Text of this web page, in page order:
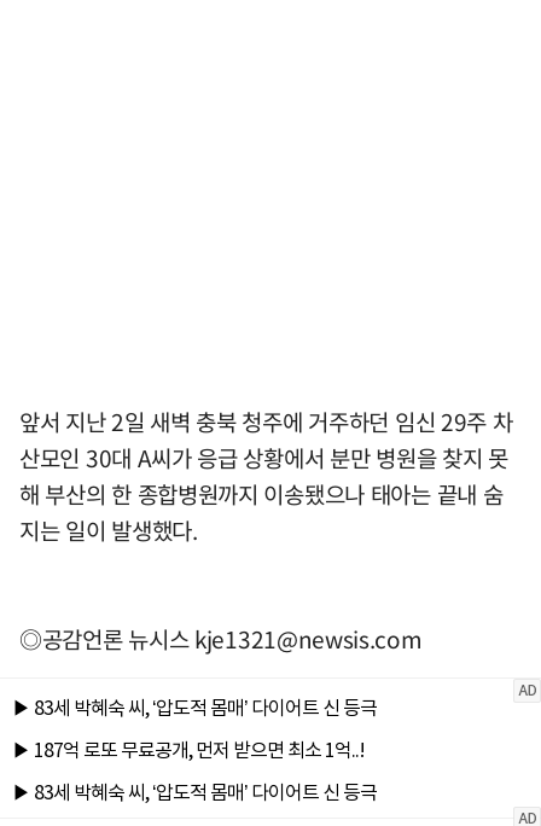
앞서 지난 2일 새벽 충북 청주에 거주하던 임신 29주 차
산모인 30대 A씨가 응급 상황에서 분만 병원을 찾지 못
해 부산의 한 종합병원까지 이송됐으나 태아는 끝내 숨
지는 일이 발생했다.
◎공감언론 뉴시스kje1321@newsis.com